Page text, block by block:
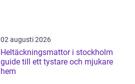
02 augusti 2026
Heltäckningsmattor i stockholm
guide till ett tystare och mjukare
hem